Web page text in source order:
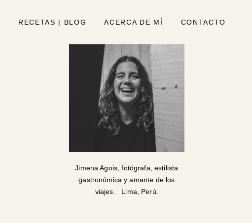
RECETAS | BLOG ACERCA DE MÍ CONTACTO
Jimena Agois, fotógrafa, estilista
gastronómica y amante de los
viajes. Lima, Perú.